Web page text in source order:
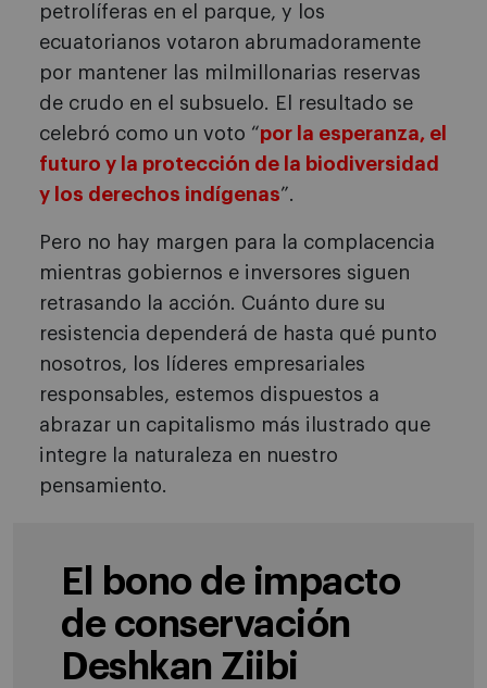
petrolíferas en el parque, y los
ecuatorianos votaron abrumadoramente
por mantener las milmillonarias reservas
de crudo en el subsuelo. El resultado se
celebró como un voto “por la esperanza, el
futuro y la protección de la biodiversidad
y los derechos indígenas”.
Pero no hay margen para la complacencia
mientras gobiernos e inversores siguen
retrasando la acción. Cuánto dure su
resistencia dependerá de hasta qué punto
nosotros, los líderes empresariales
responsables, estemos dispuestos a
abrazar un capitalismo más ilustrado que
integre la naturaleza en nuestro
pensamiento.
El bono de impacto
de conservación
Deshkan Ziibi